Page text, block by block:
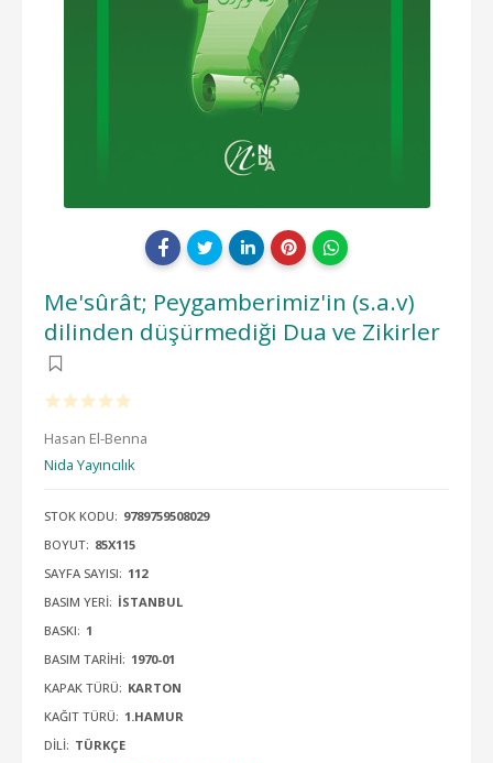
Me'sûrât; Peygamberimiz'in (s.a.v)
dilinden düşürmediği Dua ve Zikirler
Hasan El-Benna
Nida Yayıncılık
STOK KODU: 9789759508029
BOYUT: 85X115
SAYFA SAYISI: 112
BASIM YERI: İSTANBUL
BASKI: 1
BASIM TARIHI: 1970-01
KAPAK TÜRÜ: KARTON
KAĞIT TÜRÜ: 1.HAMUR
DILI: TÜRKÇE